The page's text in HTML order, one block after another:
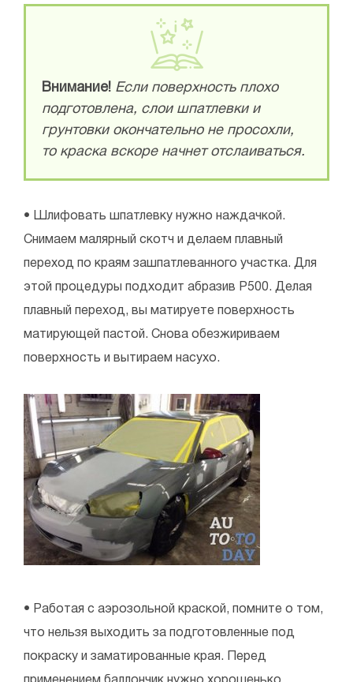
Внимание! Если поверхность плохо
подготовлена, слои шпатлевки и
грунтовки окончательно не просохли,
то краска вскоре начнет отслаиваться.
• Шлифовать шпатлевку нужно наждачкой.
Снимаем малярный скотч и делаем плавный
переход по краям зашпатлеванного участка. Для
этой процедуры подходит абразив Р500. Делая
плавный переход, вы матируете поверхность
матирующей пастой. Снова обезжириваем
поверхность и вытираем насухо.
• Работая с аэрозольной краской, помните о том,
что нельзя выходить за подготовленные под
покраску и заматированные края. Перед